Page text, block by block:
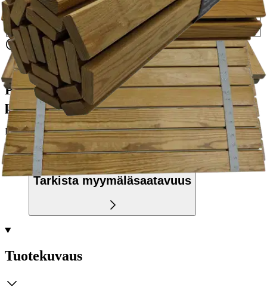
Nouto myymälästä
Ilmainen
Siirry valitsemaan myymälä
Toimitus
Kotiin tai noutopisteeseenAlk. 0 €
Ilmainen toimitus yli 100 €:n tilauksille
Postin pakettiautomaattiin tai
palvelupisteeseen!
Etu ei koske Suuri‑lisäpalvelulla toimitettavia tuotteita.
Tarkista myymäläsaatavuus
Tuotekuvaus